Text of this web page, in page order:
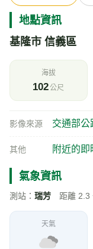
地點資訊
基隆市 信義區
海拔
102公尺
影像來源 交通部公
其他 附近的
氣象資訊
測站： 瑞芳 距離 2.3
天氣